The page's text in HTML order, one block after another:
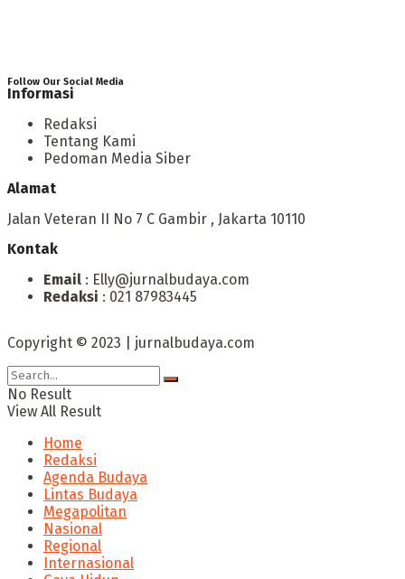
Follow Our Social Media
Informasi
Redaksi
Tentang Kami
Pedoman Media Siber
Alamat
Jalan Veteran II No 7 C Gambir , Jakarta 10110
Kontak
Email : Elly@jurnalbudaya.com
Redaksi : 021 87983445
Copyright © 2023 | jurnalbudaya.com
No Result
View All Result
Home
Redaksi
Agenda Budaya
Lintas Budaya
Megapolitan
Nasional
Regional
Internasional